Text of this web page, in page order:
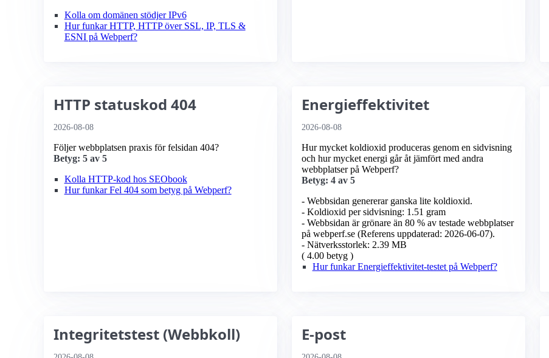
Kolla om domänen stödjer IPv6
Hur funkar HTTP, HTTP över SSL, IP, TLS &
ESNI på Webperf?
HTTP statuskod 404
2026-08-08
Följer webbplatsen praxis för felsidan 404?
Betyg: 5 av 5
Kolla HTTP-kod hos SEObook
Hur funkar Fel 404 som betyg på Webperf?
Energieffektivitet
2026-08-08
Hur mycket koldioxid produceras genom en sidvisning
och hur mycket energi går åt jämfört med andra
webbplatser på Webperf?
Betyg: 4 av 5
- Webbsidan genererar ganska lite koldioxid.
- Koldioxid per sidvisning: 1.51 gram
- Webbsidan är grönare än 80 % av testade webbplatser
på webperf.se (Referens uppdaterad: 2026-06-07).
- Nätverksstorlek: 2.39 MB
( 4.00 betyg )
Hur funkar Energieffektivitet-testet på Webperf?
Integritetstest (Webbkoll) E-post